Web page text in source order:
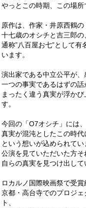
やっとこの時期、この場所
原作は、作家・井原西鶴の
十七歳のオシチと吉三郎の
通称”八百屋お七”として
います。
演出家である中立公平が、
一つの事実であるはずの話
まったく違う真実が浮か
す。
今回の「O7オシチ」には、
真実が混沌としたこの時代
という想いが込められてい
公演を見ていただいた方そ
自らの真実を見つけ出して
ロカルノ国際映画祭で受
京都・高台寺でのプロジ
ト、